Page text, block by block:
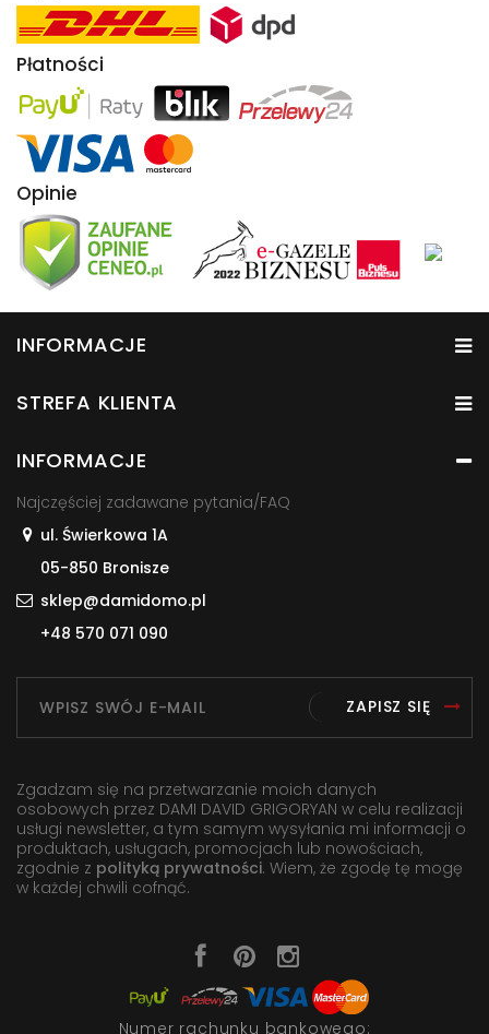
Płatności
Opinie
INFORMACJE
STREFA KLIENTA
INFORMACJE
Najczęściej zadawane pytania/FAQ
ul. Świerkowa 1A
05-850 Bronisze
sklep@damidomo.pl
+48 570 071 090
ZAPISZ SIĘ
Zgadzam się na przetwarzanie moich danych
osobowych przez DAMI DAVID GRIGORYAN w celu realizacji
usługi newsletter, a tym samym wysyłania mi informacji o
produktach, usługach, promocjach lub nowościach,
zgodnie z polityką prywatności. Wiem, że zgodę tę mogę
w każdej chwili cofnąć.
Numer rachunku bankowego: